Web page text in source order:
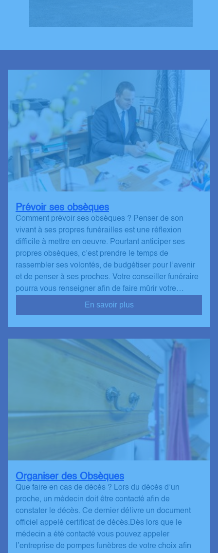
Prévoir ses obsèques
Comment prévoir ses obsèques ? Penser de son
vivant à ses propres funérailles est une réflexion
difficile à mettre en oeuvre. Pourtant anticiper ses
propres obsèques, c’est prendre le temps de
rassembler ses volontés, de budgétiser pour l’avenir
et de penser à ses proches. Votre conseiller funéraire
pourra vous renseigner afin de faire mûrir votre…
En savoir plus
Organiser des Obsèques
Que faire en cas de décès ? Lors du décès d’un
proche, un médecin doit être contacté afin de
constater le décès. Ce dernier délivre un document
officiel appelé certificat de décès.Dès lors que le
médecin a été contacté vous pouvez appeler
l’entreprise de pompes funèbres de votre choix afin